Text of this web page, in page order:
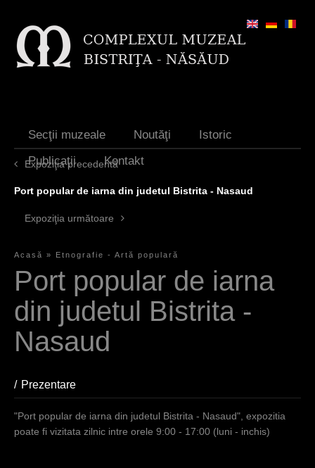
Secţii muzeale Noutăţi
Istoric
Publicaţii
Kontakt
Expoziţia precedentă
Port popular de iarna din judetul Bistrita - Nasaud
Expoziţia următoare
S
e
s
n
d
h
Acasă » Etnografie - Artă populară
Port popular de iarna
din judetul Bistrita -
Nasaud
Prezentare
"Port popular de iarna din judetul Bistrita - Nasaud", expozitia
poate fi vizitata zilnic intre orele 9:00 - 17:00 (luni - inchis)